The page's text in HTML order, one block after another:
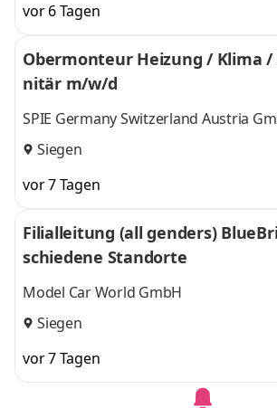
vor 6 Tagen
Obermonteur Heizung / Klima /
nitär m/w/d
SPIE Germany Switzerland Austria
Siegen
vor 7 Tagen
Filialleitung (all genders)
schiedene Standorte
Model Car World GmbH
Siegen
vor 7 Tagen